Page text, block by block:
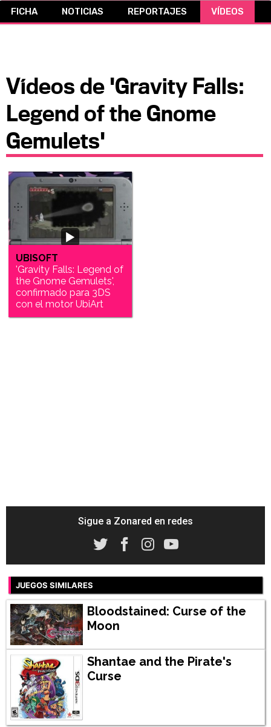
CÓMICS
FICHA NOTICIAS REPORTAJES VÍDEOS
Vídeos de 'Gravity Falls:
Legend of the Gnome
Gemulets'
UBISOFT
'Gravity Falls: Legend of
the Gnome Gemulets',
confirmado para 3DS
con el motor UbiArt
Sigue a Zonared en redes
JUEGOS SIMILARES
Bloodstained: Curse of the
Moon
Shantae and the Pirate's
Curse